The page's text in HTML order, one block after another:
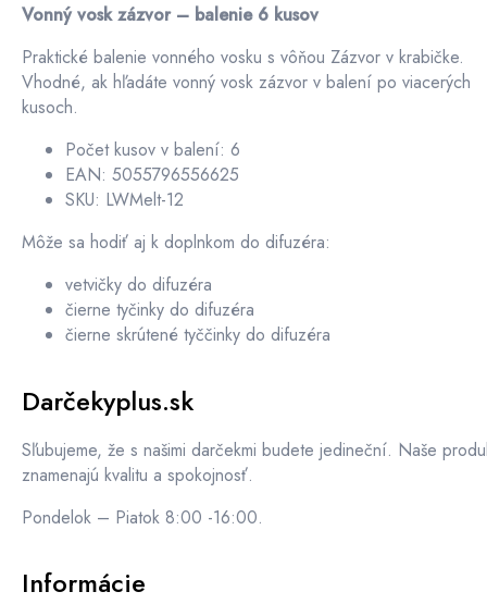
Vonný vosk zázvor – balenie 6 kusov
Praktické balenie vonného vosku s vôňou Zázvor v krabičke.
Vhodné, ak hľadáte vonný vosk zázvor v balení po viacerých
kusoch.
Počet kusov v balení: 6
EAN: 5055796556625
SKU: LWMelt-12
Môže sa hodiť aj k doplnkom do difuzéra:
vetvičky do difuzéra
čierne tyčinky do difuzéra
čierne skrútené tyččinky do difuzéra
Darčekyplus.sk
Sľubujeme, že s našimi darčekmi budete jedineční. Naše
znamenajú kvalitu a spokojnosť.
Pondelok – Piatok 8:00 -16:00.
Informácie